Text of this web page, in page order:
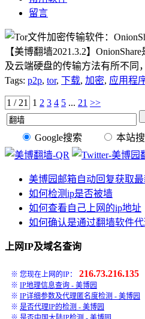
留言
【美博翻墙2021.3.2】
及云端硬盘的传输方法有所不同
Tags: p2p, tor, 下载, 加密, 应用程
1 / 21 1 2 3 4 5 ... 21 >>
Google搜索 本站
美博园邮箱自动回复获取
如何检测ip是否被墙
如何查看自己上网的ip地址
如何确认是通过翻墙软件代
上网IP及域名查询
※ 您现在上网的IP： 216.73.216.135
※ IP地理信息查询 - 美博园
※ IP详细参数及代理匿名度检测 - 美博园
※ 是否代理IP的检测 - 美博园